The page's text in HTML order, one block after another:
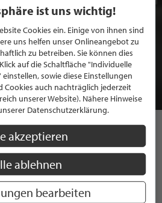
SICH FÜR EINE GRATIS
BEI STILPUNKTE®
BEWERBEN
AUF
ist uns wichtig!
Cookies ein. Einige von ihnen sind
uns helfen unser Onlineangebot zu
zu betreiben. Sie können dies
auf die Schaltfläche "Individuelle
sowie diese Einstellungen
Cookies auch nachträglich jederzeit
unserer Website). Nähere Hinweise
Datenschutzerklärung.
akzeptieren
ablehnen
bearbeiten